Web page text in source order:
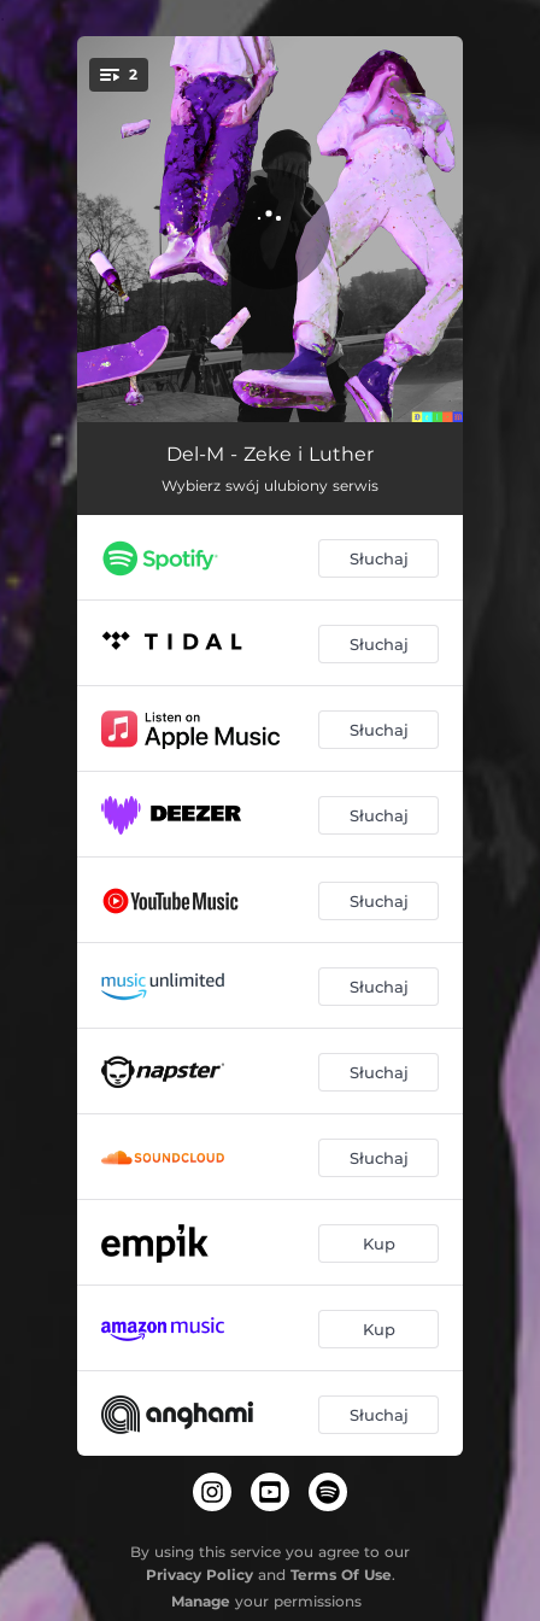
You're all set!
2
Zeke i Luther
Euforia
Del-M - Zeke i Luther
Wybierz swój ulubiony serwis
Słuchaj
Słuchaj
Słuchaj
Słuchaj
Słuchaj
Słuchaj
Słuchaj
Słuchaj
Kup
Kup
Słuchaj
By using this service you agree to our
Privacy Policyand Terms Of Use.
Manage your permissions